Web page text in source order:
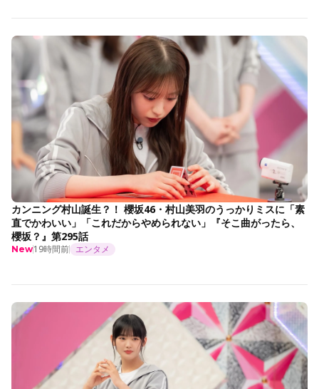
カンニング村山誕生？！ 櫻坂46・村山美羽のうっかりミスに「素
直でかわいい」「これだからやめられない」『そこ曲がったら、
櫻坂？』第295話
New19時間前 エンタメ